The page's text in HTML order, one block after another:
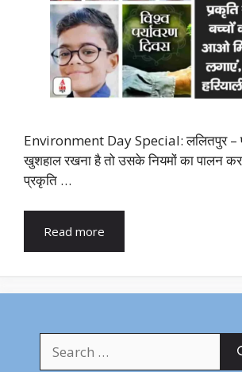
Environment Day Special: ललितपुर –
खुशहाल रखना है तो उसके नियमों का पालन
प्रकृति …
Read more
for: